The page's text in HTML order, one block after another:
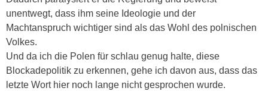
unentwegt, dass ihm seine Ideologie und der
Machtanspruch wichtiger sind als das Wohl des polnischen
Volkes.
Und da ich die Polen für schlau genug halte, diese
Blockadepolitik zu erkennen, gehe ich davon aus, dass das
letzte Wort hier noch lange nicht gesprochen wurde.